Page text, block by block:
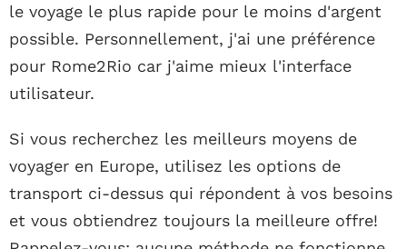
le voyage le plus rapide pour le moins d'argent
possible. Personnellement, j'ai une préférence
pour Rome2Rio car j'aime mieux l'interface
utilisateur.
Si vous recherchez les meilleurs moyens de
voyager en Europe, utilisez les options de
transport ci-dessus qui répondent à vos besoins
et vous obtiendrez toujours la meilleure offre!